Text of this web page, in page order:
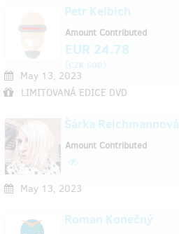
Petr Kelbich
May 13, 2023
LIMITOVANÁ EDICE DVD
Amount Contributed
EUR 24.78
(CZK 600)
Šárka Reichmannová
May 13, 2023
Amount Contributed
Roman Konečný